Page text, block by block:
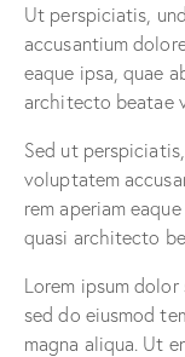
Ut perspiciatis,
accusantium
eaque ipsa, quae
architecto beatae
Sed ut
voluptatem
rem aperiam
quasi architecto
Lorem ipsum
sed do eiusmod
magna aliqua. Ut